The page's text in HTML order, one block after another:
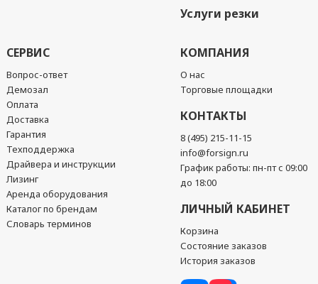
Услуги резки
СЕРВИС
Вопрос-ответ
Демозал
Оплата
Доставка
Гарантия
Техподдержка
Драйвера и инструкции
Лизинг
Аренда оборудования
Каталог по брендам
Словарь терминов
КОМПАНИЯ
О нас
Торговые площадки
КОНТАКТЫ
8 (495) 215-11-15
info@forsign.ru
График работы: пн-пт с 09:00
до 18:00
ЛИЧНЫЙ КАБИНЕТ
Корзина
Состояние заказов
История заказов